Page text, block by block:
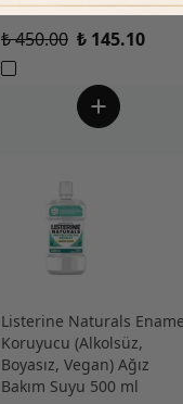
₺ 450.00 ₺ 145.10
Listerine Naturals
Koruyucu (Alkolsüz,
Boyasız, Vegan) Ağız
Bakım Suyu 500 ml